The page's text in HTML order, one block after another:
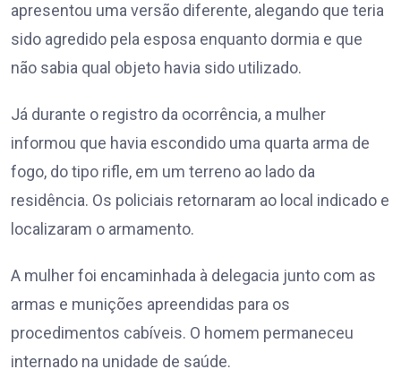
apresentou uma versão diferente, alegando que teria
sido agredido pela esposa enquanto dormia e que
não sabia qual objeto havia sido utilizado.
Já durante o registro da ocorrência, a mulher
informou que havia escondido uma quarta arma de
fogo, do tipo rifle, em um terreno ao lado da
residência. Os policiais retornaram ao local indicado e
localizaram o armamento.
A mulher foi encaminhada à delegacia junto com as
armas e munições apreendidas para os
procedimentos cabíveis. O homem permaneceu
internado na unidade de saúde.